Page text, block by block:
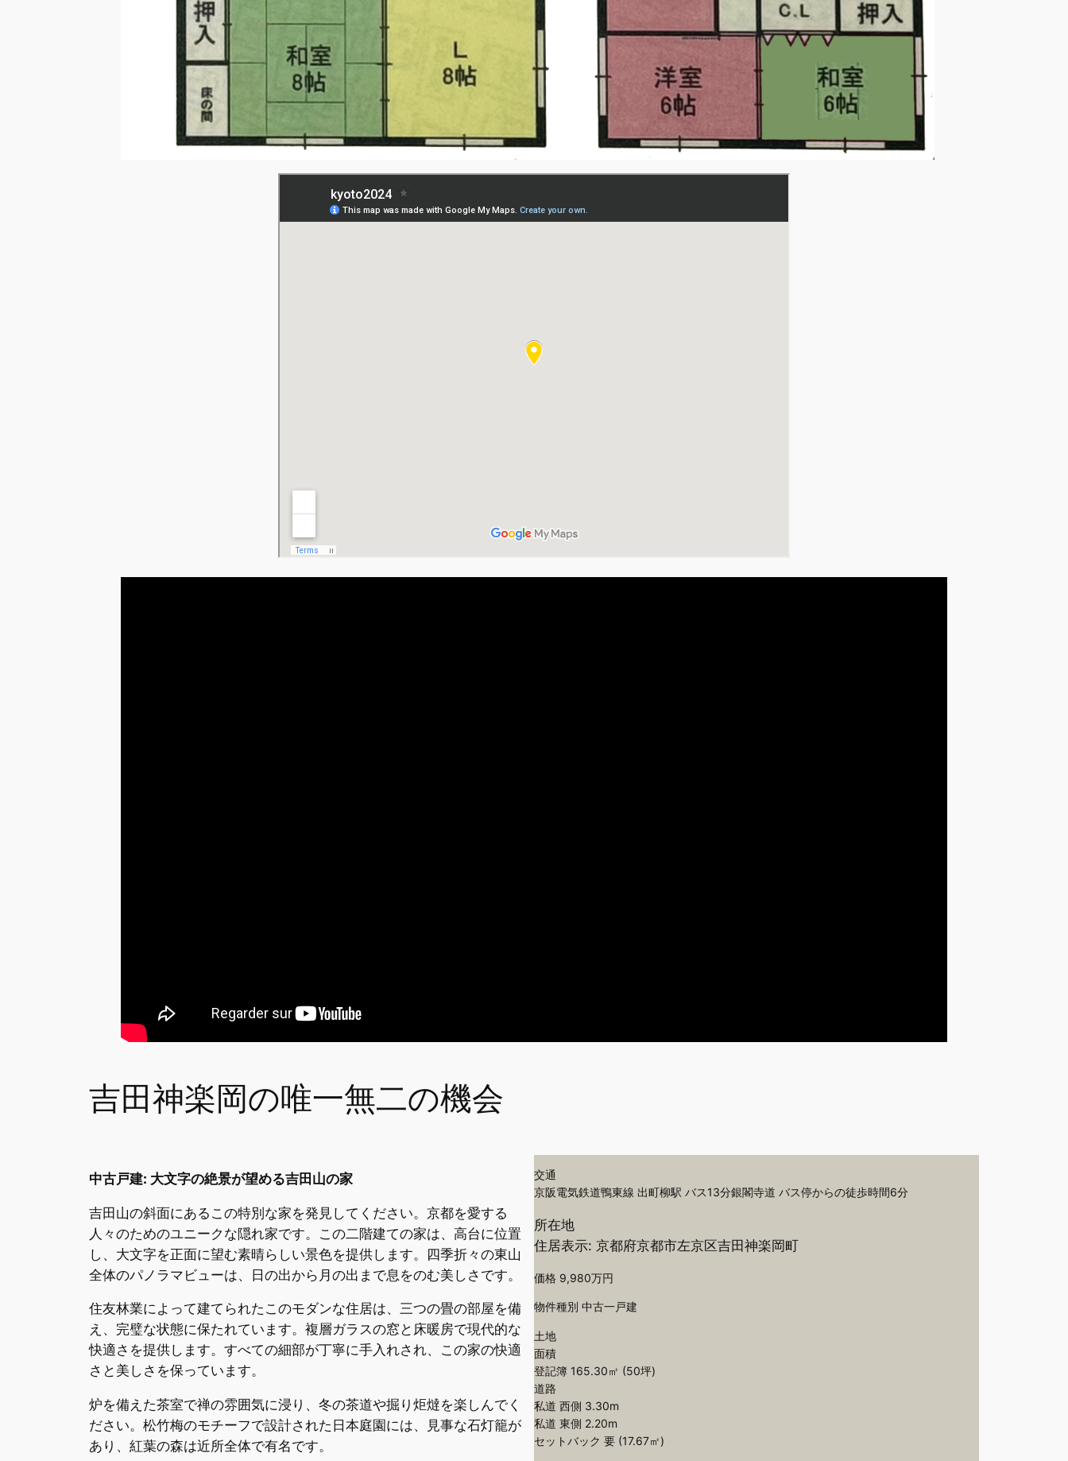
吉田神楽岡の唯一無二の機会
中古戸建: 大文字の絶景が望める吉田山の家
吉田山の斜面にあるこの特別な家を発見してください。京都を愛する
人々のためのユニークな隠れ家です。この二階建ての家は、高台に位置
し、大文字を正面に望む素晴らしい景色を提供します。四季折々の東山
全体のパノラマビューは、日の出から月の出まで息をのむ美しさです。
住友林業によって建てられたこのモダンな住居は、三つの畳の部屋を備
え、完璧な状態に保たれています。複層ガラスの窓と床暖房で現代的な
快適さを提供します。すべての細部が丁寧に手入れされ、この家の快適
さと美しさを保っています。
炉を備えた茶室で禅の雰囲気に浸り、冬の茶道や掘り炬燵を楽しんでく
ださい。松竹梅のモチーフで設計された日本庭園には、見事な石灯籠が
あり、紅葉の森は近所全体で有名です。
交通
京阪電気鉄道鴨東線 出町柳駅 バス13分銀閣寺道 バス停からの徒歩時間6分
所在地
住居表示: 京都府京都市左京区吉田神楽岡町
価格 9,980万円
物件種別 中古一戸建
土地
面積
登記簿 165.30㎡ (50坪)
道路
私道 西側 3.30m
私道 東側 2.20m
セットバック 要 (17.67㎡)